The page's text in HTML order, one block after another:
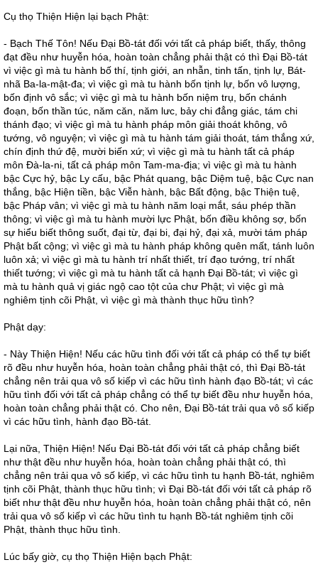
Cụ thọ Thiện Hiện lại bạch Phật:
- Bạch Thế Tôn! Nếu Đại Bồ-tát đối với tất cả pháp biết, thấy, thông
đạt đều như huyễn hóa, hoàn toàn chẳng phải thật có thì Đại Bồ-tát
vì việc gì mà tu hành bố thí, tịnh giới, an nhẫn, tinh tấn, tịnh lự, Bát-
nhã Ba-la-mật-đa; vì việc gì mà tu hành bốn tịnh lự, bốn vô lượng,
bốn định vô sắc; vì việc gì mà tu hành bốn niệm trụ, bốn chánh
đoạn, bốn thần túc, năm căn, năm lưc, bảy chi đẳng giác, tám chi
thánh đạo; vì việc gì mà tu hành pháp môn giải thoát không, vô
tướng, vô nguyện; vì việc gì mà tu hành tám giải thoát, tám thắng xứ,
chín định thứ đệ, mười biến xứ; vì việc gì mà tu hành tất cả pháp
môn Đà-la-ni, tất cả pháp môn Tam-ma-địa; vì việc gì mà tu hành
bậc Cực hỷ, bậc Ly cấu, bậc Phát quang, bậc Diệm tuệ, bậc Cực nan
thắng, bậc Hiện tiền, bậc Viễn hành, bậc Bất động, bậc Thiện tuệ,
bậc Pháp vân; vì việc gì mà tu hành năm loại mắt, sáu phép thần
thông; vì việc gì mà tu hành mười lực Phật, bốn điều không sợ, bốn
sự hiểu biết thông suốt, đại từ, đại bi, đại hỷ, đại xả, mười tám pháp
Phật bất cộng; vì việc gì mà tu hành pháp không quên mất, tánh luôn
luôn xả; vì việc gì mà tu hành trí nhất thiết, trí đạo tướng, trí nhất
thiết tướng; vì việc gì mà tu hành tất cả hạnh Đại Bồ-tát; vì việc gì
mà tu hành quả vị giác ngộ cao tột của chư Phật; vì việc gì mà
nghiêm tịnh cõi Phật, vì việc gì mà thành thục hữu tình?
Phật dạy:
- Này Thiện Hiện! Nếu các hữu tình đối với tất cả pháp có thể tự biết
rõ đều như huyễn hóa, hoàn toàn chẳng phải thật có, thì Đại Bồ-tát
chẳng nên trải qua vô số kiếp vì các hữu tình hành đạo Bồ-tát; vì các
hữu tình đối với tất cả pháp chẳng có thể tự biết đều như huyễn hóa,
hoàn toàn chẳng phải thật có. Cho nên, Đại Bồ-tát trải qua vô số kiếp
vì các hữu tình, hành đạo Bồ-tát.
Lại nữa, Thiện Hiện! Nếu Đại Bồ-tát đối với tất cả pháp chẳng biết
như thật đều như huyễn hóa, hoàn toàn chẳng phải thật có, thì
chẳng nên trải qua vô số kiếp, vì các hữu tình tu hạnh Bồ-tát, nghiêm
tịnh cõi Phật, thành thục hữu tình; vì Đại Bồ-tát đối với tất cả pháp rõ
biết như thật đều như huyễn hóa, hoàn toàn chẳng phải thật có, nên
trải qua vô số kiếp vì các hữu tình tu hạnh Bồ-tát nghiêm tịnh cõi
Phật, thành thục hữu tình.
Lúc bấy giờ, cụ thọ Thiện Hiện bạch Phật: